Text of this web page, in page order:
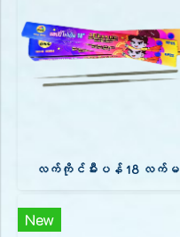
လက်ကိုင်မီးပန် 18 လက်မ
New